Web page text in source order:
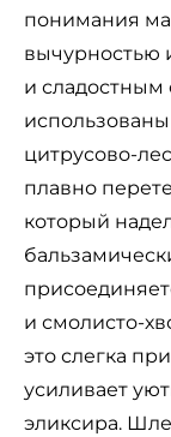
понимания
вычурностью
и сладостным
цитрусово-
плавно
который
и смолисто-
это слегка
усиливает
эликсира.